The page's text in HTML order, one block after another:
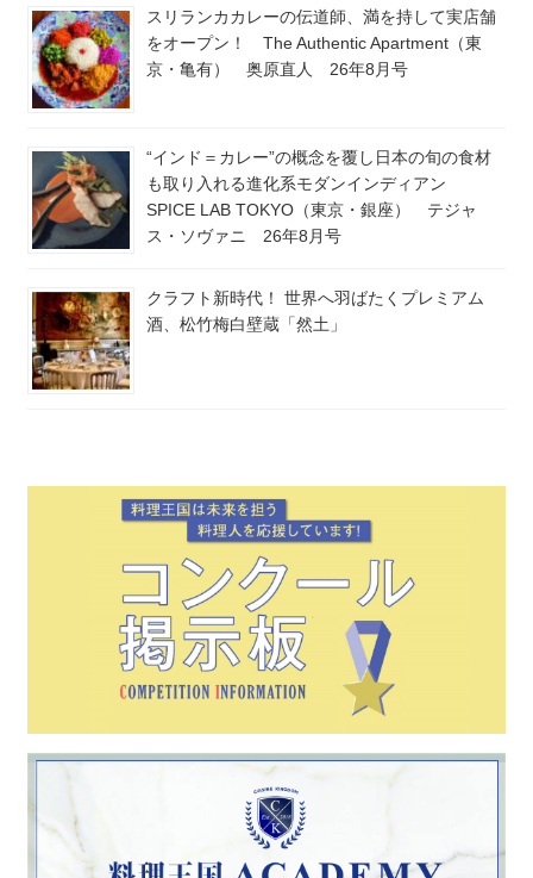
スリランカカレーの伝道師、満を持して実店舗
をオープン！ The Authentic Apartment（東
京・亀有） 奥原直人 26年8月号
“インド＝カレー”の概念を覆し日本の旬の食材
も取り入れる進化系モダンインディアン
SPICE LAB TOKYO（東京・銀座） テジャ
ス・ソヴァニ 26年8月号
クラフト新時代！ 世界へ羽ばたくプレミアム
酒、松竹梅白壁蔵「然土」